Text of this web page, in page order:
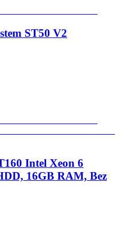
ST50 V2
Intel Xeon 6
16GB RAM, Bez